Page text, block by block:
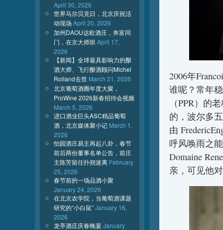
2006年
谁呢？常年
（PPR）的
的，波尔多
由
呼风唤雨之
Domaine
亲，可见他
April 30, 2026
世界马尔贝克日，北京庆祝活
动现场April 20, 2026
加州DAOU达欧酒庄，奔富同
门，在京大师班 April 17,
2026
【新闻】全球最具影响力的酿
酒大师、飞行酿酒顾问Michel
Rolland去世 March 21, 2026
北京葡萄酒圈年度大聚，
ProWine 2026新春招待会视频
March 5, 2026
进口酒业巨头ASC精品葡萄
酒，北京媒体聚小记 March 1,
2026
怡园酒庄易主再起八卦，春节
前后两份董事名单公告，前庄
主陈芳留任扑朔迷离 February
25, 2026
春节前的一场品酒小聚
January 24, 2026
在北京农学院，当葡萄酒课题
研究的“小白鼠”January 16,
2026
龙亭酒庄庆春晚宴January